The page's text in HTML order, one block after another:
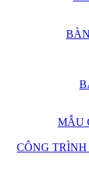
MẪU
CÔNG